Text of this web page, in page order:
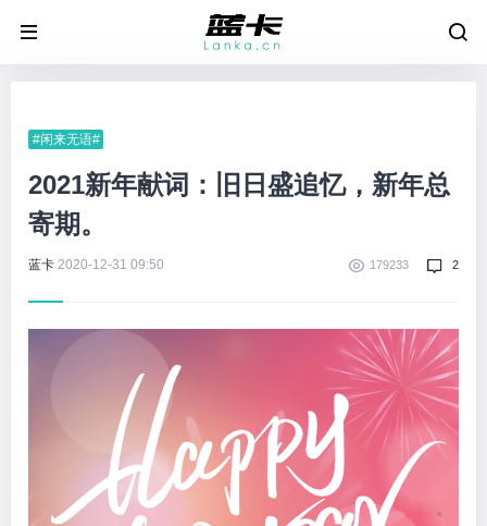
#闲来无语#
2021新年献词：旧日盛追忆，新年总
寄期。
蓝卡 2020-12-31 09:50 179233 2